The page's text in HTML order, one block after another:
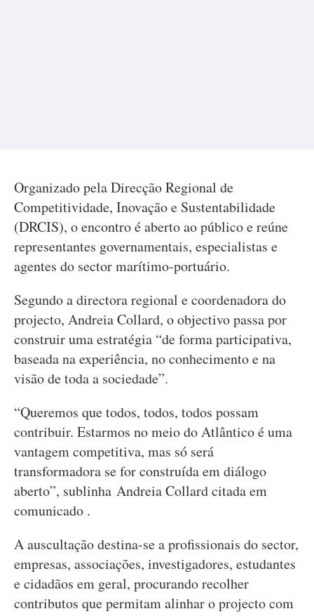
Organizado pela Direcção Regional de
Competitividade, Inovação e Sustentabilidade
(DRCIS), o encontro é aberto ao público e reúne
representantes governamentais, especialistas e
agentes do sector marítimo-portuário.
Segundo a directora regional e coordenadora do
projecto, Andreia Collard, o objectivo passa por
construir uma estratégia “de forma participativa,
baseada na experiência, no conhecimento e na
visão de toda a sociedade”.
“Queremos que todos, todos, todos possam
contribuir. Estarmos no meio do Atlântico é uma
vantagem competitiva, mas só será
transformadora se for construída em diálogo
aberto”, sublinha Andreia Collard citada em
comunicado .
A auscultação destina-se a profissionais do sector,
empresas, associações, investigadores, estudantes
e cidadãos em geral, procurando recolher
contributos que permitam alinhar o projecto com